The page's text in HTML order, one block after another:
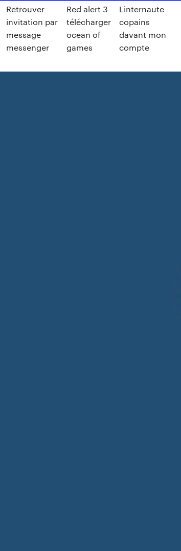
Retrouver
invitation par
message
messenger
Red alert 3
télécharger
ocean of
games
Linternaute
copains
davant mon
compte